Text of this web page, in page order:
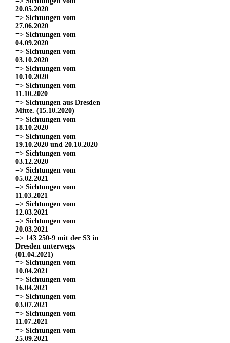
20.05.2020
=> Sichtungen vom
27.06.2020
=> Sichtungen vom
04.09.2020
=> Sichtungen vom
03.10.2020
=> Sichtungen vom
10.10.2020
=> Sichtungen vom
11.10.2020
=> Sichtungen aus Dresden
Mitte. (15.10.2020)
=> Sichtungen vom
18.10.2020
=> Sichtungen vom
19.10.2020 und 20.10.2020
=> Sichtungen vom
03.12.2020
=> Sichtungen vom
05.02.2021
=> Sichtungen vom
11.03.2021
=> Sichtungen vom
12.03.2021
=> Sichtungen vom
20.03.2021
=> 143 250-9 mit der S3 in
Dresden unterwegs.
(01.04.2021)
=> Sichtungen vom
10.04.2021
=> Sichtungen vom
16.04.2021
=> Sichtungen vom
03.07.2021
=> Sichtungen vom
11.07.2021
=> Sichtungen vom
25.09.2021